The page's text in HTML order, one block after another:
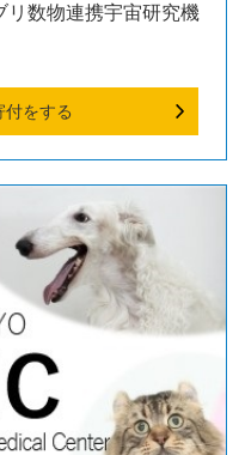
リ数物連携宇宙研究機
付をする